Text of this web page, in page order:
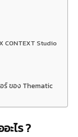
CONTEXT Studio
ร์ ของ Thematic
ะไร ?